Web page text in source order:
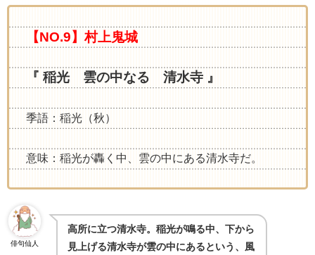
【NO.9】村上鬼城
『 稲光 雲の中なる 清水寺 』
季語：稲光（秋）
意味：稲光が轟く中、雲の中にある清水寺だ。
俳句仙人
高所に立つ清水寺。稲光が鳴る中、下から
見上げる清水寺が雲の中にあるという、風